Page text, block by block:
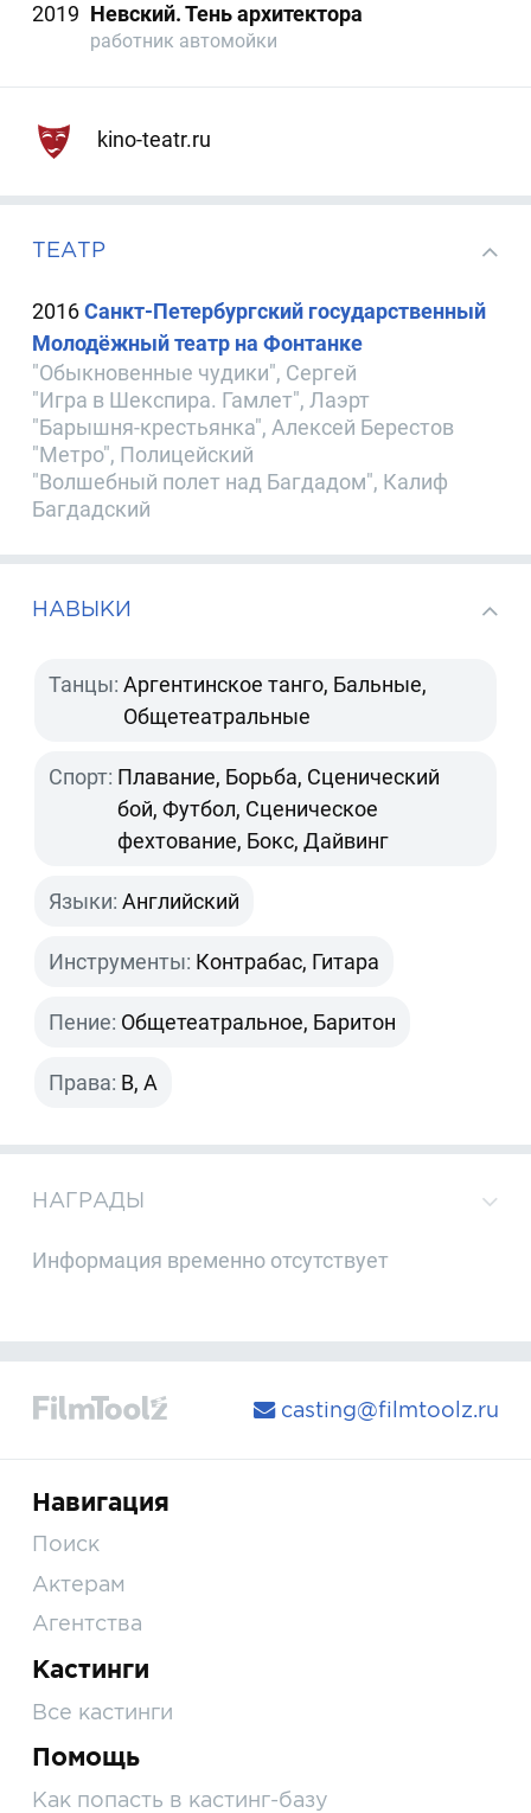
2019 Невский. Тень архитектора
работник автомойки
kino-teatr.ru
ТЕАТР
2016Санкт-Петербургский государственный
Молодёжный театр на Фонтанке
"Обыкновенные чудики", Сергей
"Игра в Шекспира. Гамлет", Лаэрт
"Барышня-крестьянка", Алексей Берестов
"Метро", Полицейский
"Волшебный полет над Багдадом", Калиф
Багдадский
НАВЫКИ
Танцы: Аргентинское танго, Бальные,
Общетеатральные
Спорт: Плавание, Борьба, Сценический
бой, Футбол, Сценическое
фехтование, Бокс, Дайвинг
Языки: Английский
Инструменты: Контрабас, Гитара
Пение: Общетеатральное, Баритон
Права: B, A
НАГРАДЫ
Информация временно отсутствует
casting@filmtoolz.ru
Навигация
Поиск
Актерам
Агентства
Кастинги
Все кастинги
Помощь
Как попасть в кастинг-базу